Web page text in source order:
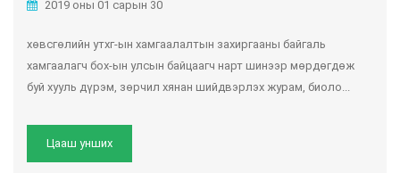
2019 оны 01 сарын 30
хөвсгөлийн утхг-ын хамгаалалтын захиргааны байгаль
хамгаалагч бох-ын улсын байцаагч нарт шинээр мөрдөгдөж
буй хууль дүрэм, зөрчил хянан шийдвэрлэх журам, биоло...
Цааш унших